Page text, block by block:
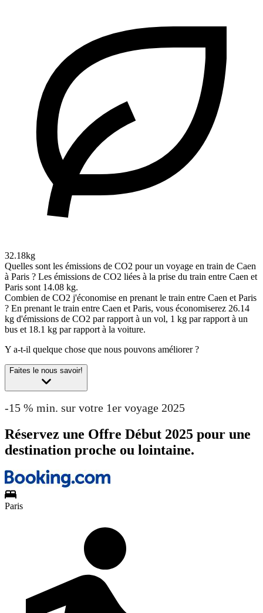
32.18kg
Quelles sont les émissions de CO2 pour un voyage en train de Caen
à Paris ? Les émissions de CO2 liées à la prise du train entre Caen et
Paris sont 14.08 kg.
Combien de CO2 j'économise en prenant le train entre Caen et Paris
? En prenant le train entre Caen et Paris, vous économiserez 26.14
kg d'émissions de CO2 par rapport à un vol, 1 kg par rapport à un
bus et 18.1 kg par rapport à la voiture.
Y a-t-il quelque chose que nous pouvons améliorer ?
Faites le nous savoir!
-15 % min. sur votre 1er voyage 2025
Réservez une Offre Début 2025 pour une
destination proche ou lointaine.
Paris